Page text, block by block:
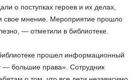
о поступках героев и их делах,
свое мнение. Мероприятие прошло
— отметили в библиотеке.
прошел информационный
— большие права». Сотрудник